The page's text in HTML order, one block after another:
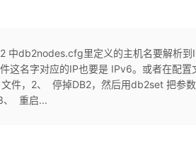
中db2nodes.cfg里定义的主机名要解析
这名字对应的IP也要是 IPv6。或者在配
件，2、 停掉DB2，然后用db2set 把参
、 重启...